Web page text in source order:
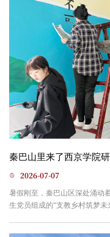
秦巴山里来了西京学院
2026-07-07
暑假刚至，秦巴山区深处涌动
生党员组成的“支教乡村筑梦未